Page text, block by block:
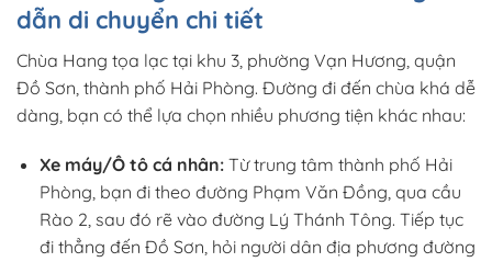
dẫn di chuyển chi tiết
Chùa Hang tọa lạc tại khu 3, phường Vạn Hương, quận
Đồ Sơn, thành phố Hải Phòng. Đường đi đến chùa khá dễ
dàng, bạn có thể lựa chọn nhiều phương tiện khác nhau:
Xe máy/Ô tô cá nhân:Từ trung tâm thành phố Hải
Phòng, bạn đi theo đường Phạm Văn Đồng, qua cầu
Rào 2, sau đó rẽ vào đường Lý Thánh Tông. Tiếp tục
đi thẳng đến Đồ Sơn, hỏi người dân địa phương đường